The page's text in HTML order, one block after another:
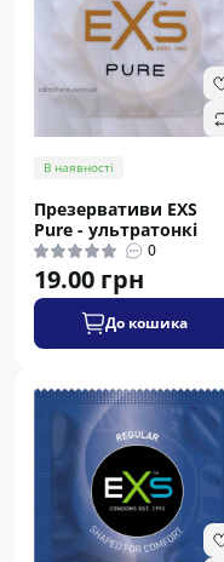
В наявності
Презервативи EXS
Pure - ультратонкі
0
19.00 грн
До кошика